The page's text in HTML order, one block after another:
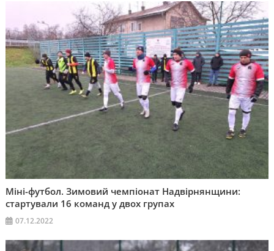
Міні-футбол. Зимовий чемпіонат Надвірнянщини:
стартували 16 команд у двох групах
07.12.2022